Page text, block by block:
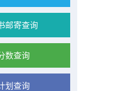
邮寄查询
数查询
划查询